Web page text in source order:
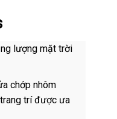
lượng mặt trời
chớp nhôm
trí được ưa